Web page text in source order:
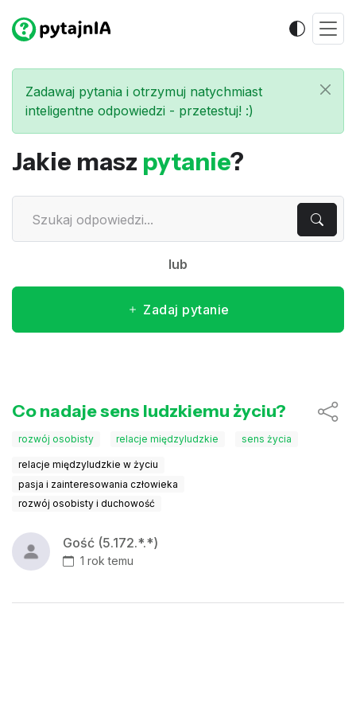
Zadawaj pytania i otrzymuj natychmiast
inteligentne odpowiedzi - przetestuj! :)
Jakie masz pytanie?
lub
Zadaj pytanie
Co nadaje sens ludzkiemu życiu?
rozwój osobisty relacje międzyludzkie sens życia
relacje międzyludzkie w życiu
pasja i zainteresowania człowieka
rozwój osobisty i duchowość
Gość (5.172.*.*)
1 rok temu